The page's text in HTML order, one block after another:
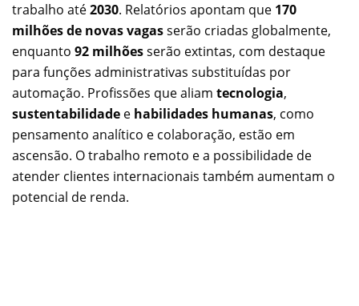
trabalho até2030. Relatórios apontam que 170
milhões de novas vagasserão criadas globalmente,
enquanto 92 milhõesserão extintas, com destaque
para funções administrativas substituídas por
automação. Profissões que aliam tecnologia,
sustentabilidade e habilidades humanas, como
pensamento analítico e colaboração, estão em
ascensão. O trabalho remoto e a possibilidade de
atender clientes internacionais também aumentam o
potencial de renda.